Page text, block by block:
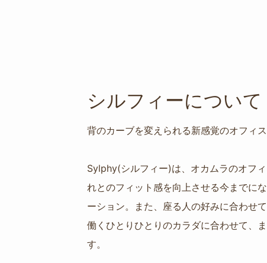
シルフィーについて
背のカーブを変えられる新感覚のオフィ
Sylphy(シルフィー)は、オカムラのオフ
れとのフィット感を向上させる今までに
ーション。また、座る人の好みに合わせ
働くひとりひとりのカラダに合わせて、
す。